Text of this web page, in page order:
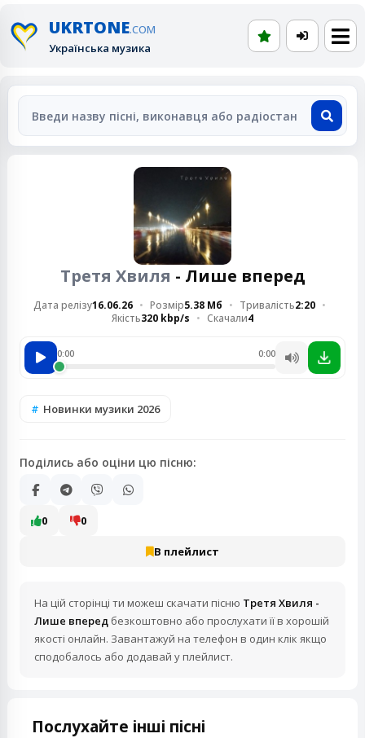
UKRTONE.COM
Українська музика
Третя Хвиля - Лише вперед
Дата релізу16.06.26 Розмір5.38 Мб Тривалість2:20
Якість320 kbp/s Скачали4
0:00 0:00
Новинки музики 2026
Поділись або оціни цю пісню:
0 0
В плейлист
На цій сторінці ти можеш скачати пісню Третя Хвиля -
Лише вперед безкоштовно або прослухати її в хорошій
якості онлайн. Завантажуй на телефон в один клік якщо
сподобалось або додавай у плейлист.
Послухайте інші пісні